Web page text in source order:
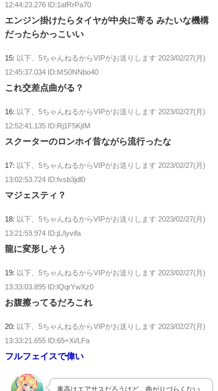
12:44:23.276 ID:1afRrPa70
エンジン掛けたらタイヤが中央に寄る みたいな機構
だったらかっこいい
15: 以下、5ちゃんねるからVIPがお送りします 2023/02/27(月)
12:45:37.034 ID:MS0NNbo40
これ交差点曲がる？
16: 以下、5ちゃんねるからVIPがお送りします 2023/02/27(月)
12:52:41.135 ID:Rj1F5KjIM
スクーターのロンホイ昔ながら流行ったな
17: 以下、5ちゃんねるからVIPがお送りします 2023/02/27(月)
13:02:53.724 ID:fvsb3jdl0
マジェスティ？
18: 以下、5ちゃんねるからVIPがお送りします 2023/02/27(月)
13:21:59.974 ID:jL/lyvifa
龍に変形しそう
19: 以下、5ちゃんねるからVIPがお送りします 2023/02/27(月)
13:33:03.895 ID:lQqrYwXz0
お腹擦ってるだろこれ
20: 以下、5ちゃんねるからVIPがお送りします 2023/02/27(月)
13:33:21.655 ID:65+Xi/LFa
フルフェイスで偉い
車高はエアサスだろうけど、曲がりづらくない